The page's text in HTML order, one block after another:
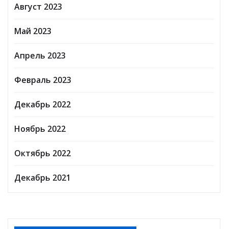
Август 2023
Май 2023
Апрель 2023
Февраль 2023
Декабрь 2022
Ноябрь 2022
Октябрь 2022
Декабрь 2021